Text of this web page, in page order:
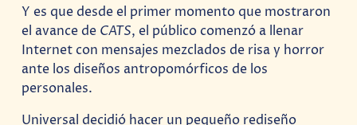
Y es que desde el primer momento que mostraron
el avance de CATS, el público comenzó a llenar
Internet con mensajes mezclados de risa y horror
ante los diseños antropomórficos de los
personales.
Universal decidió hacer un pequeño rediseño